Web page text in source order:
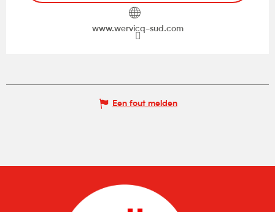
www.wervicq-sud.com
Een fout melden